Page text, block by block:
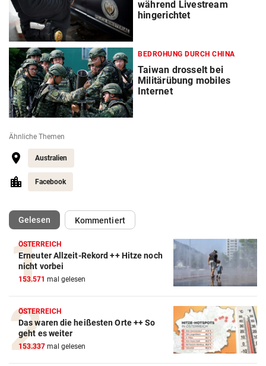
während Livestream
hingerichtet
BEDROHUNG DURCH CHINA
Taiwan drosselt bei
Militärübung mobiles
Internet
Ähnliche Themen
Australien
Facebook
Gelesen(ausgewählt)Kommentiert
ÖSTERREICH
Erneuter Allzeit-Rekord ++ Hitze noch
nicht vorbei
153.571 mal gelesen
ÖSTERREICH
Das waren die heißesten Orte ++ So
geht es weiter
153.337 mal gelesen